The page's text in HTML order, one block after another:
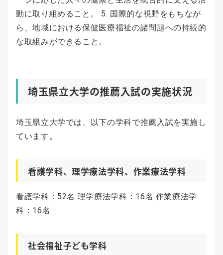
動に取り組めること。 5. 国際的な視野をもちなが
ら、地域における保健医療福祉の諸問題への持続的
な取組みができること。
埼玉県立大学の推薦入試の実施状況
埼玉県立大学では、以下の学科で推薦入試を実施し
ています。
看護学科、理学療法学科、作業療法学科
看護学科：52名 理学療法学科：16名 作業療法学
科：16名
社会福祉子ども学科